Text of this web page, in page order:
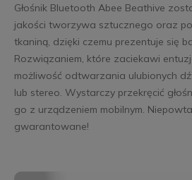
Głośnik Bluetooth Abee Beathive
jakości tworzywa sztucznego oraz
tkaniną, dzięki czemu prezentuje się
Rozwiązaniem, które zaciekawi
możliwość odtwarzania ulubionych
lub stereo. Wystarczy przekręcić
go z urządzeniem mobilnym.
gwarantowane!